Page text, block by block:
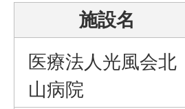
施設名
医療法人光風会北
山病院